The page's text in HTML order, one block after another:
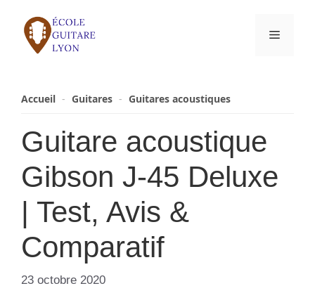
contenu
Menu
Accueil - Guitares - Guitares acoustiques
Guitare acoustique
Gibson J-45 Deluxe
| Test, Avis &
Comparatif
23 octobre 2020